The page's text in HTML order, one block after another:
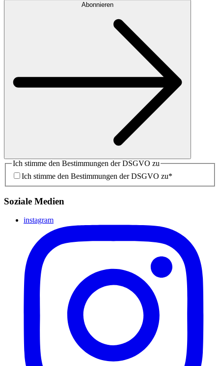
Abonnieren
Ich stimme den Bestimmungen der DSGVO zu
Ich stimme den Bestimmungen der DSGVO zu*
Soziale Medien
instagram